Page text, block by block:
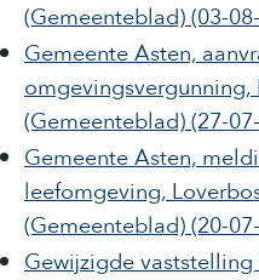
(Gemeenteblad) (03-
Gemeente ​Asten,
(Gemeenteblad) (27-
Gemeente ​Asten,
leefomgeving,
(Gemeenteblad) (20-
Gewijzigde